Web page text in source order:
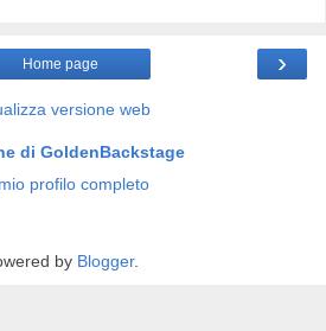
›
Home page
versione web
di GoldenBackstage
profilo completo
by Blogger.